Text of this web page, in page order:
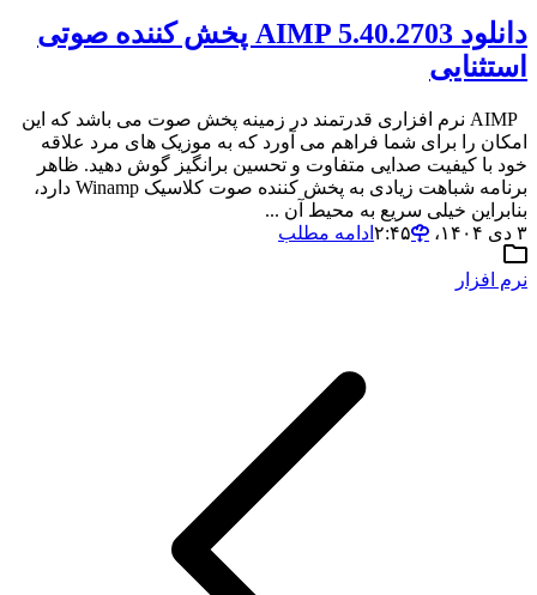
دانلود AIMP 5.40.2703 پخش کننده صوتی
استثنایی
AIMP نرم افزاری قدرتمند در زمینه پخش صوت می باشد که این
امکان را برای شما فراهم می آورد که به موزیک های مرد علاقه
خود با کیفیت صدایی متفاوت و تحسین برانگیز گوش دهید. ظاهر
برنامه شباهت زیادی به پخش کننده صوت کلاسیک Winamp دارد،
بنابراین خیلی سریع به محیط آن ...
۳ دی ۱۴۰۴،‏ ۲:۴۵
ادامه مطلب
نرم افزار